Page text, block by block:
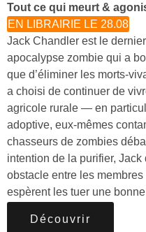
Tout ce qui meurt &
EN LIBRAIRIE LE 28.08
Jack Chandler est le
apocalypse zombie qui a
que d’éliminer les morts-
a choisi de continuer de
agricole rurale — en
adoptive, eux-mêmes
chasseurs de zombies
intention de la purifier,
obstacle entre les
espèrent les tuer une
Découvrir